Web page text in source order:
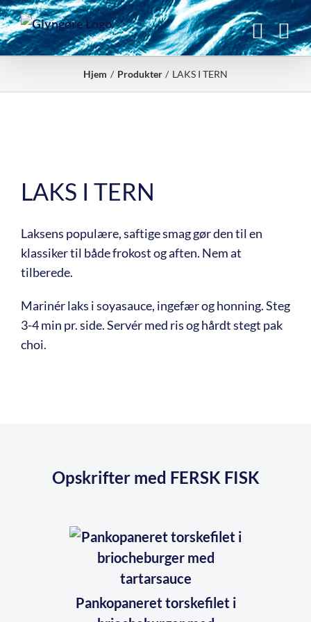
Skip
to
content
Hjem Produkter LAKS I TERN
LAKS I TERN
Laksens populære, saftige smag gør den til en
klassiker til både frokost og aften. Nem at
tilberede.
Marinér laks i soyasauce, ingefær og honning. Steg
3-4 min pr. side. Servér med ris og hårdt stegt pak
choi.
Opskrifter med FERSK FISK
Pankopaneret torskefilet i